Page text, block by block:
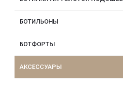
БОТИЛЬОНЫ
БОТФОРТЫ
АКСЕССУАРЫ